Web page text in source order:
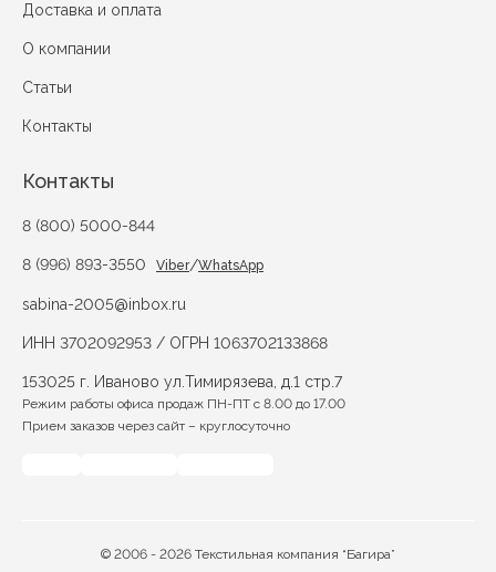
Доставка и оплата
О компании
Статьи
Контакты
Контакты
8 (800) 5000-844
8 (996) 893-3550 Viber/WhatsApp
sabina-2005@inbox.ru
ИНН 3702092953 / ОГРН 1063702133868
153025 г. Иваново ул.Тимирязева, д.1 стр.7
Режим работы офиса продаж ПН-ПТ с 8.00 до 17.00
Прием заказов через сайт – круглосуточно
© 2006 - 2026 Текстильная компания “Багира”